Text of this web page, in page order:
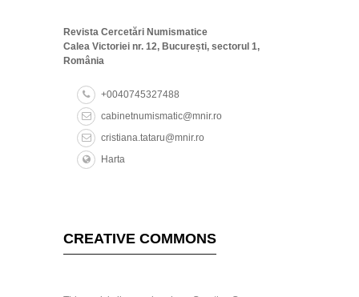
Revista Cercetări Numismatice
Calea Victoriei nr. 12, București, sectorul 1,
România
+0040745327488
cabinetnumismatic@mnir.ro
cristiana.tataru@mnir.ro
Harta
CREATIVE COMMONS